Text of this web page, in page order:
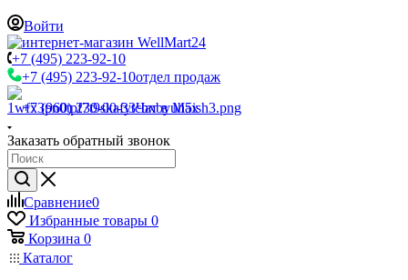
Войти
+7 (495) 223-92-10
+7 (495) 223-92-10отдел продаж
+7 (960) 230-00-33Чат в Max
Заказать обратный звонок
Сравнение0
Избранные товары 0
Корзина 0
Каталог